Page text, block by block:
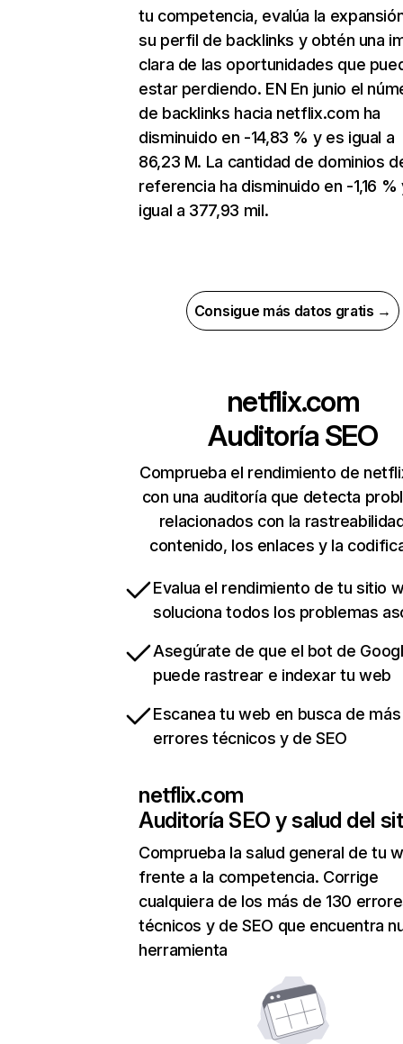
tu competencia, evalúa la
su perfil de backlinks y obtén una
clara de las oportunidades que
estar perdiendo. EN En junio el
de backlinks hacia netflix.com ha
disminuido en -14,83 % y es igual a
86,23 M. La cantidad de dominios
referencia ha disminuido en -1,16 %
igual a 377,93 mil.
Consigue más datos gratis →
netflix.com
Auditoría SEO
Comprueba el rendimiento de
con una auditoría que detecta
relacionados con la
contenido, los enlaces y la
Evalua el rendimiento de tu sitio
soluciona todos los problemas
Asegúrate de que el bot de
puede rastrear e indexar tu web
Escanea tu web en busca de
errores técnicos y de SEO
netflix.com
Auditoría SEO y salud del
Comprueba la salud general de tu
frente a la competencia. Corrige
cualquiera de los más de 130
técnicos y de SEO que encuentra
herramienta